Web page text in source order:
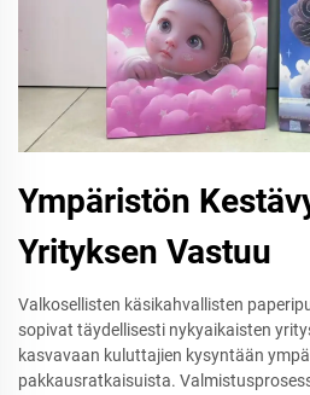
Ympäristön
Yrityksen Vastuu
Valkosellisten käsikahvallisten
sopivat täydellisesti nykyaikaisten
kasvavaan kuluttajien kysyntään
pakkausratkaisuista.